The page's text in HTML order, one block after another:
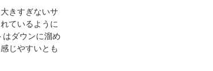
きすぎないサ
ているように
ダウンに溜め
じやすいとも